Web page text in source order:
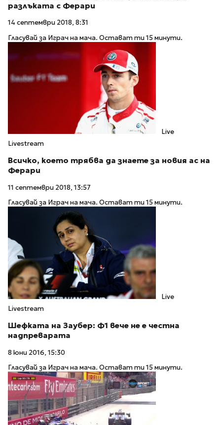
разлъката с Ферари
14 септември 2018, 8:31
Гласувай за Играч на мача. Остават ти 15 минути.
Live
Livestream
Всичко, което трябва да знаете за новия ас на
Ферари
11 септември 2018, 13:57
Гласувай за Играч на мача. Остават ти 15 минути.
Live
Livestream
Шефката на Заубер: Ф1 вече не е честна
надпреварата
8 юни 2016, 15:30
Гласувай за Играч на мача. Остават ти 15 минути.